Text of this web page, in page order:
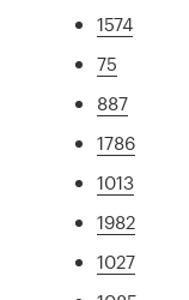
1574
75
887
1786
1013
1982
1027